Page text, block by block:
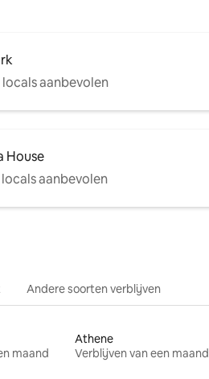
locals aanbevolen
House
locals aanbevolen
Andere soorten verblijven
maand
Athene
Verblijven van een maand